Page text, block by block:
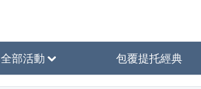
全部活動 包覆提托經典